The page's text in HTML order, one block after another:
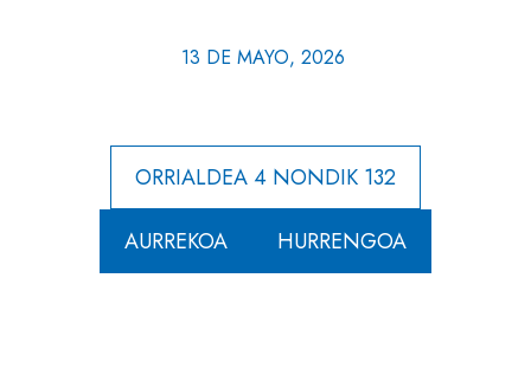
13 DE MAYO, 2026
ORRIALDEA 4 NONDIK 132
AURREKOA HURRENGOA